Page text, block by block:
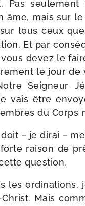
Pas
âme, mais sur
tous ceux
Et par
devez le
le jour
Seigneur
vais être
du Corps
doit – je dirai –
rai­son de
question.
les ordi­na­tions,
Mais